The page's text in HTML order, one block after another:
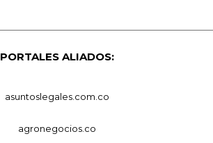
PORTALES ALIADOS:
asuntoslegales.com.co
agronegocios.co